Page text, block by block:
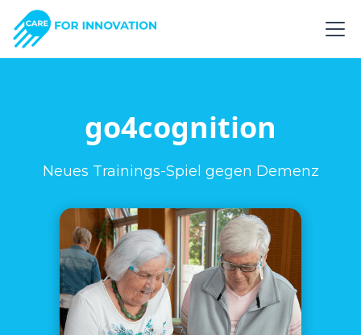
go4cognition
Neues Trainings-Spiel gegen Demenz